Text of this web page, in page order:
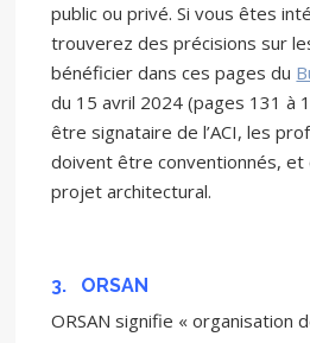
public ou privé. Si vous êtes
trouverez des précisions sur
bénéficier dans ces pages du
du 15 avril 2024 (pages 131 à
être signataire de l’ACI, les
doivent être conventionnés, et
projet architectural.
3. ORSAN
ORSAN signifie « organisation